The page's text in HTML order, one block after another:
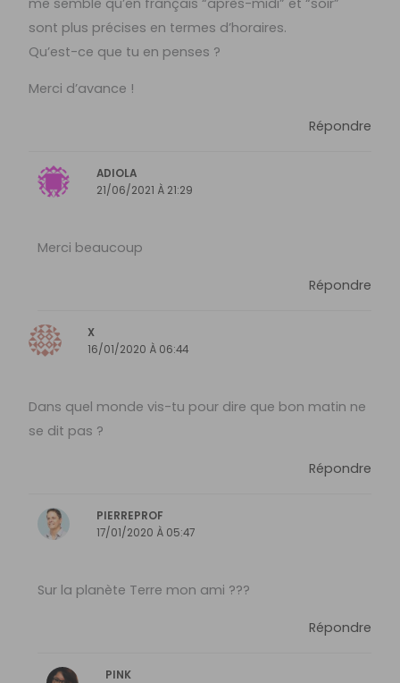
sont plus précises en termes d’horaires.
Qu’est-ce que tu en penses ?
Merci d’avance !
Répondre
ADIOLA
21/06/2021 À 21:29
Merci beaucoup
Répondre
X
16/01/2020 À 06:44
Dans quel monde vis-tu pour dire que bon matin ne
se dit pas ?
Répondre
PIERREPROF
17/01/2020 À 05:47
Sur la planète Terre mon ami ???
Répondre
PINK